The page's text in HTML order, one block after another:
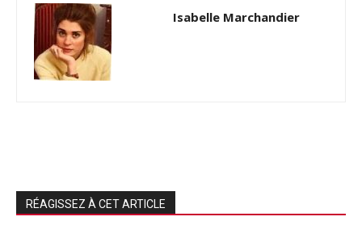
Isabelle Marchandier
RÉAGISSEZ À CET ARTICLE